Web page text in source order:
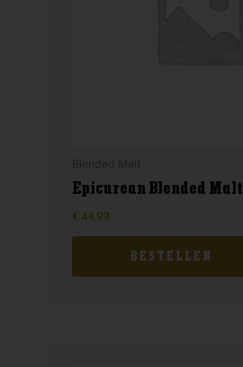
Epicurean Blended Malt
€44,99
BESTELLEN